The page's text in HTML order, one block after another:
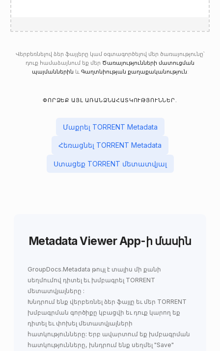
Վերբեռնելով ձեր ֆայլերը կամ օգտագործելով մեր ծառայությունը՝
դուք համաձայնում եք մեր Ծառայությունների մատուցման
պայմաններին և Գաղտնիության քաղաքականություն:
ՓՈՐՁԵՔ ԱՅԼ ԱՌԱՆՁՆԱՀԱՏԿՈՒԹՅՈՒՆՆԵՐ.
Մաքրել TORRENT Metadata
Հեռացնել TORRENT Metadata
Ստացեք TORRENT մետատվյալ
Metadata Viewer App-ի մասին
GroupDocs.Metadata թույլ է տալիս մի քանի
սեղմումով դիտել եւ խմբագրել TORRENT
մետատվյալները :
Խնդրում ենք վերբեռնել ձեր ֆայլը եւ մեր TORRENT
խմբագրման գործիքը կբացվի եւ դուք կարող եք
դիտել եւ փոխել մետատվյալների
հատկությունները: Երբ ավարտում եք խմբագրման
հատկությունները, խնդրում ենք սեղմել "Save"